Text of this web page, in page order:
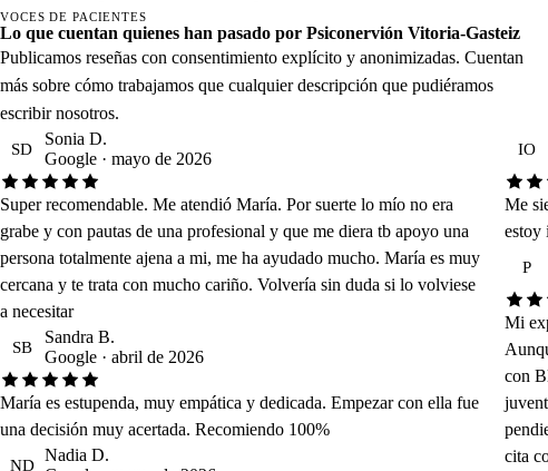
VOCES DE PACIENTES
Lo que cuentan quienes han pasado por Psiconervión Vitoria-Gasteiz
Publicamos reseñas con consentimiento explícito y anonimizadas. Cuentan
más sobre cómo trabajamos que cualquier descripción que pudiéramos
escribir nosotros.
SD
Sonia D.
Google · mayo de 2026
Super recomendable. Me atendió María. Por suerte lo mío no era
grabe y con pautas de una profesional y que me diera tb apoyo una
persona totalmente ajena a mi, me ha ayudado mucho. María es muy
cercana y te trata con mucho cariño. Volvería sin duda si lo volviese
a necesitar
SB
Sandra B.
Google · abril de 2026
María es estupenda, muy empática y dedicada. Empezar con ella fue
una decisión muy acertada. Recomiendo 100%
ND
Nadia D.
IO
Me
estoy
P
Mi
con
cita